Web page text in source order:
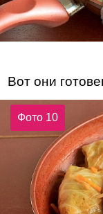
Вот они
Фото 10